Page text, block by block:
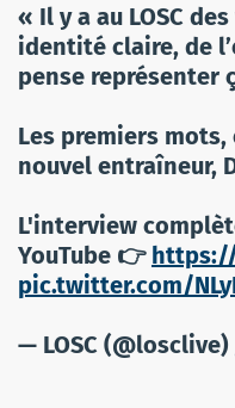
« Il y a au LOSC
identité claire, de
pense représenter
Les premiers
nouvel entraîneur,
L'interview
YouTube 👉
pic.twitter.com/
— LOSC (@losclive)